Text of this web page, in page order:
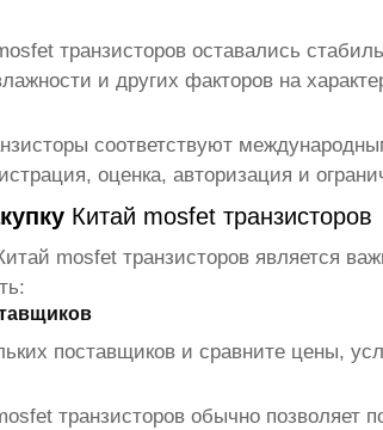
транзисторовоставались
и других факторов на
соответствуют
оценка, авторизация и
Китай mosfet транзисторов
mosfet транзисторовявляется
поставщиков и сравните цены,
транзисторовобычно позволяет